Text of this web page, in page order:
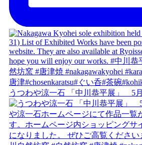
うつわや涼一石 「中川恭平展」 5月